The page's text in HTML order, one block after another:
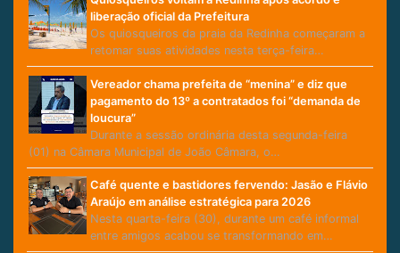
liberação oficial da Prefeitura
Os quiosqueiros da praia da Redinha começaram a
retomar suas atividades nesta terça-feira…
Vereador chama prefeita de “menina” e diz que
pagamento do 13º a contratados foi “demanda de
loucura”
Durante a sessão ordinária desta segunda-feira
(01) na Câmara Municipal de João Câmara, o…
Café quente e bastidores fervendo: Jasão e Flávio
Araújo em análise estratégica para 2026
Nesta quarta-feira (30), durante um café informal
entre amigos acabou se transformando em…